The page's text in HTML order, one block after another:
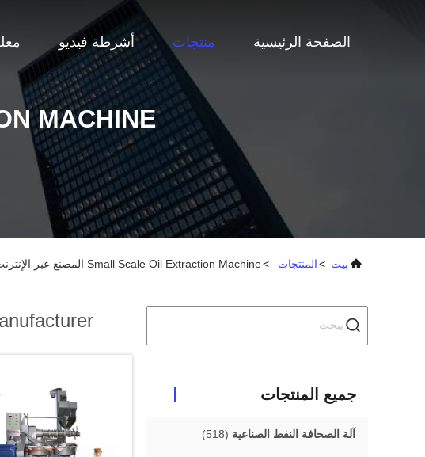
الصفحة الرئيسية منتجات أشرطة فيديو
MACHINE
بيت >المنتجات >Small Scale Oil Extraction Machine المصنع عبر الإنترنت
جميع المنتجات
آلة الصحافة النفط الصناعية (518)